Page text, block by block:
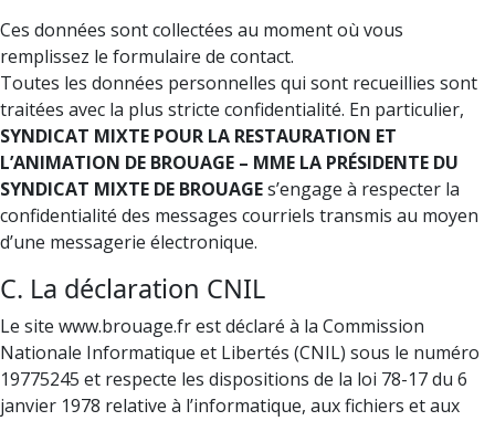
Ces données sont collectées au moment où vous
remplissez le formulaire de contact.
Toutes les données personnelles qui sont recueillies sont
traitées avec la plus stricte confidentialité. En particulier,
SYNDICAT MIXTE POUR LA RESTAURATION ET
L’ANIMATION DE BROUAGE – MME LA PRÉSIDENTE DU
SYNDICAT MIXTE DE BROUAGEs’engage à respecter la
confidentialité des messages courriels transmis au moyen
d’une messagerie électronique.
C. La déclaration CNIL
Le site www.brouage.fr est déclaré à la Commission
Nationale Informatique et Libertés (CNIL) sous le numéro
19775245 et respecte les dispositions de la loi 78-17 du 6
janvier 1978 relative à l’informatique, aux fichiers et aux